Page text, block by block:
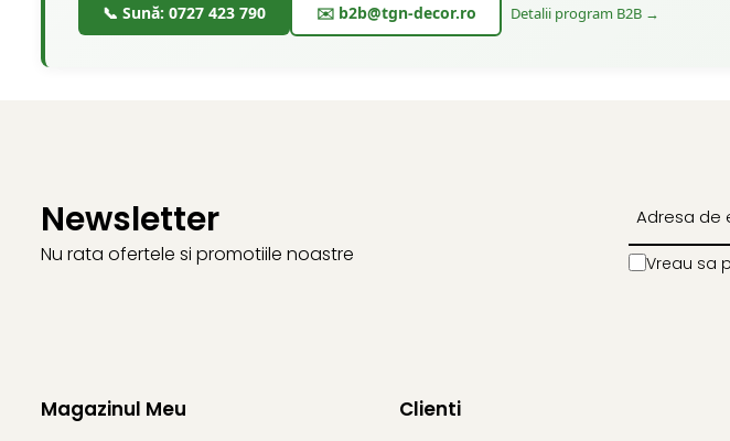
📞 Sună: 0727 423 790 ✉️ b2b@tgn-decor.ro Detalii program B2B →
Newsletter
Nu rata ofertele si promotiile noastre Vreau sa
Magazinul Meu Clienti